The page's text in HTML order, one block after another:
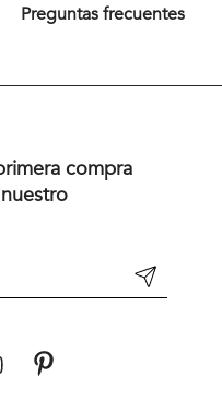
Preguntas frecuentes
compra